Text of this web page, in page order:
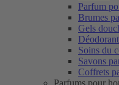
Parfum
Brumes
Gels
Soins du
Savons
Coffrets
Parfums pour